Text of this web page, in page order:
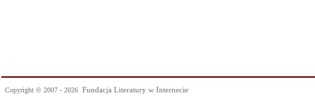
Copyright © 2007 - 2026 Fundacja Literatury w Internecie